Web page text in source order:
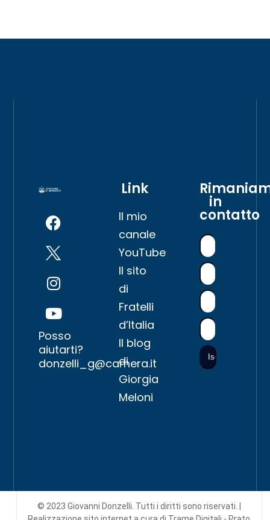
Posso
aiutarti?
donzelli_g@camera.it
Link
Il mio
canale
YouTube
Il sito
di
Fratelli
d’Italia
Il blog
di
Giorgia
Meloni
in
contatto
© 2023 Giovanni Donzelli. Tutti i diritti sono riservati. |